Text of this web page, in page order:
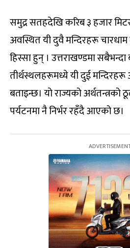
समुद्र सतहदेखि करिब ३ हजार
अवस्थित यी दुवै मन्दिरहरू चारधाम
हिस्सा हुन् । उत्तराखण्डमा सबैभन्दा
तीर्थस्थलहरूमध्ये यी दुई मन्दिरहरू
बताइन्छ। यो राज्यको अर्थतन्त्रको
पर्यटनमा नै निर्भर रहँदै आएको छ।